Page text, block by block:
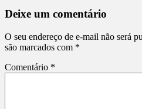
Deixe um comentário
O seu endereço de e-mail não será
são marcados com *
Comentário *